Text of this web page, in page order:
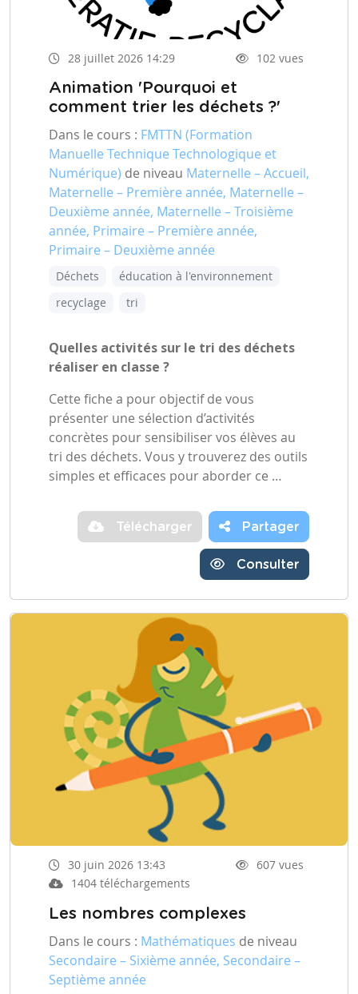
28 juillet 2026 14:29 102 vues
Animation 'Pourquoi et
comment trier les déchets ?'
Dans le cours : FMTTN (Formation
Manuelle Technique Technologique et
Numérique) de niveau Maternelle – Accueil,
Maternelle – Première année, Maternelle –
Deuxième année, Maternelle – Troisième
année, Primaire – Première année,
Primaire – Deuxième année
Déchets
éducation à l'environnement
recyclage
tri
Quelles activités sur le tri des déchets
réaliser en classe ?
Cette fiche a pour objectif de vous
présenter une sélection d’activités
concrètes pour sensibiliser vos élèves au
tri des déchets. Vous y trouverez des outils
simples et efficaces pour aborder ce …
Télécharger Partager
Consulter
30 juin 2026 13:43
607 vues
1404 téléchargements
Les nombres complexes
Dans le cours : Mathématiques de niveau
Secondaire – Sixième année, Secondaire –
Septième année